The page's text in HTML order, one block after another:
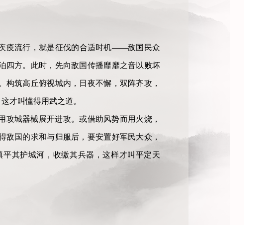
疫流行，就是征伐的合适时机——敌国民众
四方。此时，先向敌国传播靡靡之音以败坏
筑高丘俯视城内，日夜不懈，双阵齐攻，
才叫懂得用武之道。
城器械展开进攻。或借助风势而用火烧，
国的求和与归服后，要安置好军民大众，
其护城河，收缴其兵器，这样才叫平定天